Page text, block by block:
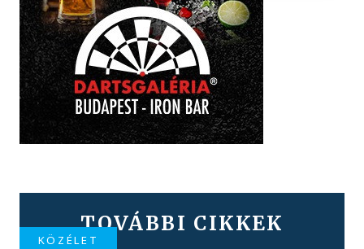
TOVÁBBI CIKKEK
KÖZÉLET